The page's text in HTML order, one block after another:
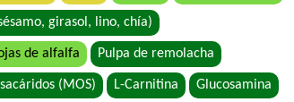
Bonelo Perro Adulto de Raza Pequeña
Bonelo Perro Adulto de Razas Medianas y Grandes
Bonzo Perro Adulto de Todos los Tamaños
Boorton Perro Adulto
girasol, lino, chía)
de alfalfa Pulpa de remolacha
(MOS) L-Carnitina Glucosamina